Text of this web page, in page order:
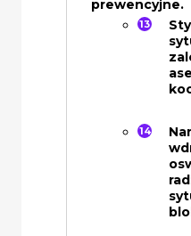
prewencyjne.